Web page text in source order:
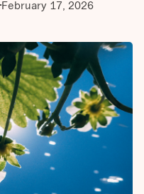
February 17, 2026